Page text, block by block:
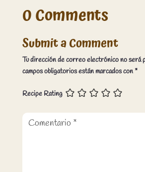
0 Comments
Submit a Comment
Tu dirección de correo electrónico no será
campos obligatorios están marcados con *
Recipe Rating